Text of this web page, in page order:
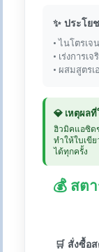
✨ ประโย
• ไนโตรเจ
• เร่งการเ
• ผสมสูตร
💎 เหตุผล
ฮิวมิคแอซิด
ทำให้ใบเขี
ได้ทุกครั้ง
💰 สต
🛒 สั่งซื้อ